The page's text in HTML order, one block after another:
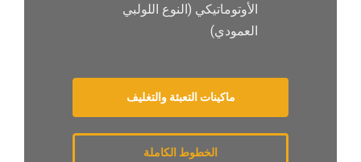
الأوتوماتيكي (النوع اللولبي
العمودي)
ماكينات التعبئة والتغليف
الخطوط الكاملة